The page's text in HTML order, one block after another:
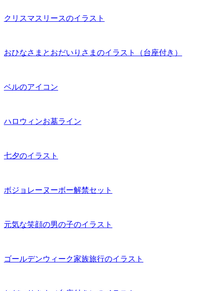
クリスマスリースのイラスト
おひなさまとおだいりさまのイラスト（台座付き）
ベルのアイコン
ハロウィンお墓ライン
七夕のイラスト
ボジョレーヌーボー解禁セット
元気な笑顔の男の子のイラスト
ゴールデンウィーク家族旅行のイラスト